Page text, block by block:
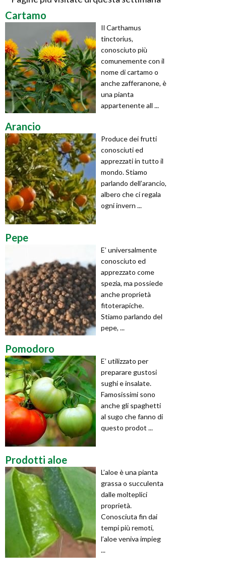
Cartamo
Il Carthamus
tinctorius,
conosciuto più
comunemente con il
nome di cartamo o
anche zafferanone, è
una pianta
appartenente all ...
Arancio
Produce dei frutti
conosciuti ed
apprezzati in tutto il
mondo. Stiamo
parlando dell’arancio,
albero che ci regala
ogni invern ...
Pepe
E’ universalmente
conosciuto ed
apprezzato come
spezia, ma possiede
anche proprietà
fitoterapiche.
Stiamo parlando del
pepe, ...
Pomodoro
E’ utilizzato per
preparare gustosi
sughi e insalate.
Famosissimi sono
anche gli spaghetti
al sugo che fanno di
questo prodot ...
Prodotti aloe
L’aloe è una pianta
grassa o succulenta
dalle molteplici
proprietà.
Conosciuta fin dai
tempi più remoti,
l’aloe veniva impieg
...